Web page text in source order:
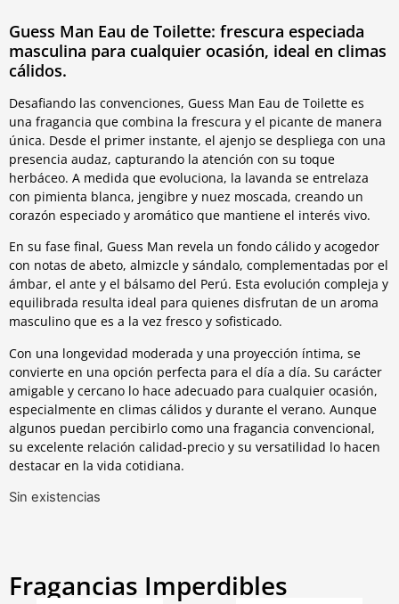
Guess Man Eau de Toilette: frescura especiada
masculina para cualquier ocasión, ideal en climas
cálidos.
Desafiando las convenciones, Guess Man Eau de Toilette es
una fragancia que combina la frescura y el picante de manera
única. Desde el primer instante, el ajenjo se despliega con una
presencia audaz, capturando la atención con su toque
herbáceo. A medida que evoluciona, la lavanda se entrelaza
con pimienta blanca, jengibre y nuez moscada, creando un
corazón especiado y aromático que mantiene el interés vivo.
En su fase final, Guess Man revela un fondo cálido y acogedor
con notas de abeto, almizcle y sándalo, complementadas por el
ámbar, el ante y el bálsamo del Perú. Esta evolución compleja y
equilibrada resulta ideal para quienes disfrutan de un aroma
masculino que es a la vez fresco y sofisticado.
Con una longevidad moderada y una proyección íntima, se
convierte en una opción perfecta para el día a día. Su carácter
amigable y cercano lo hace adecuado para cualquier ocasión,
especialmente en climas cálidos y durante el verano. Aunque
algunos puedan percibirlo como una fragancia convencional,
su excelente relación calidad-precio y su versatilidad lo hacen
destacar en la vida cotidiana.
Sin existencias
Fragancias Imperdibles